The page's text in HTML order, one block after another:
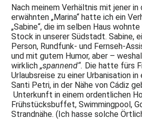
(2026)
Vorwort
des
Verfassers
Prolog
von
Heinz
Rebellius
Dieters
Design,
Nach meinem Verhältnis mit jener in
erwähnten „Marina“ hatte ich ein
„Sabine“, die im selben Haus
Stock in unserer Südstadt. Sabine,
Person, Rundfunk- und Fernseh-
und mit gutem Humor, aber –
wirklich„spannend“. Die hatte fürs
Urlaubsreise zu einer Urbanisation in
Santi Petri, in der Nähe von Cádiz
Unterkunft in einem ordentlichen
Frühstücksbuffet, Swimmingpool,
Strandnähe. (Ich hasse solche